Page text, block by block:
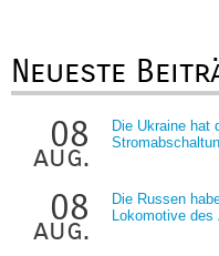
Neueste
08
aug.
Die Ukraine hat
08
aug.
Die Russen
Lokomotive des